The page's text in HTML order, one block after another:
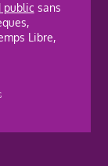
public sans
Libre,